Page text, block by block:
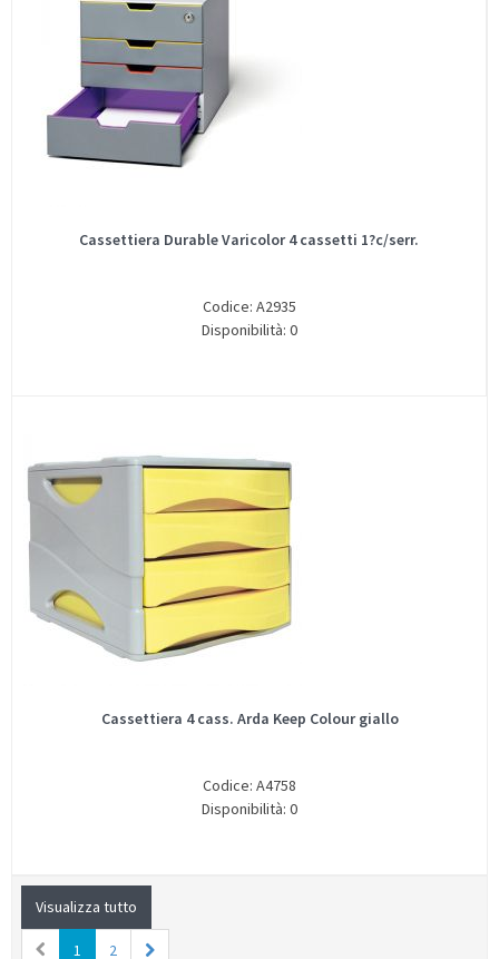
Cassettiera Durable Varicolor 4 cassetti 1?c/serr.
Codice: A2935
Disponibilità: 0
Cassettiera 4 cass. Arda Keep Colour giallo
Codice: A4758
Disponibilità: 0
Visualizza tutto
1 2